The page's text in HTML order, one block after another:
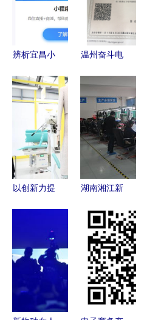
辨析宜昌小
哪些技术更
温州奋斗电
术驱动下的
电商新生态
以创新力提
电子商务技
术开发领域
云，结合专
家先进核心
湖南湘江新
子信息产业
蓬勃发展，
电子商务技
术开发成新
引擎